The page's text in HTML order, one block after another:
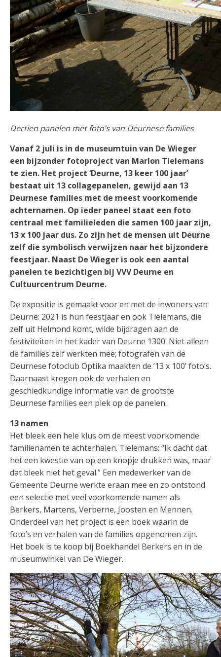
Dertien panelen met foto’s van Deurnese families
Vanaf 2 juli is in de museumtuin van De Wieger
een bijzonder fotoproject van Marlon Tielemans
te zien. Het project ‘Deurne, 13 keer 100 jaar’
bestaat uit 13 collagepanelen, gewijd aan 13
Deurnese families met de meest voorkomende
achternamen. Op ieder paneel staat een foto
centraal met familieleden die samen 100 jaar zijn,
13 x 100 jaar dus. Zo zijn het de mensen uit Deurne
zelf die symbolisch verwijzen naar het bijzondere
feestjaar. Naast De Wieger is ook een aantal
panelen te bezichtigen bij VVV Deurne en
Cultuurcentrum Deurne.
De expositie is gemaakt voor en met de inwoners van
Deurne: 2021 is hun feestjaar en ook Tielemans, die
zelf uit Helmond komt, wilde bijdragen aan de
festiviteiten in het kader van Deurne 1300. Niet alleen
de families zelf werkten mee; fotografen van de
Deurnese fotoclub Optika maakten de ’13 x 100’ foto’s.
Daarnaast kregen ook de verhalen en
geschiedkundige informatie van de grootste
Deurnese families een plek op de panelen.
13 namen
Het bleek een hele klus om de meest voorkomende
familienamen te achterhalen. Tielemans: “Ik dacht dat
het een kwestie van op een knopje drukken was, maar
dat bleek niet het geval.” Een medewerker van de
Gemeente Deurne werkte eraan mee en zo ontstond
een selectie met veel voorkomende namen als
Berkers, Martens, Verberne, Joosten en Mennen.
Onderdeel van het project is een boek waarin de
foto’s en verhalen van de families opgenomen zijn.
Het boek is te koop bij Boekhandel Berkers en in de
museumwinkel van De Wieger.